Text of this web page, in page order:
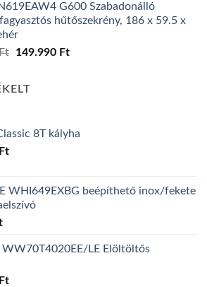
was:
139.990 Ft.
is:
119.990 Ft.
G600 Szabadonálló
hűtőszekrény, 186 x 59.5 x
Original
157.990 Ft.
149.990 FtCurrent
8T kályha
Ft
WHI649EXBG beépíthető inox/fekete
WW70T4020EE/LE Elöltöltős
Ft